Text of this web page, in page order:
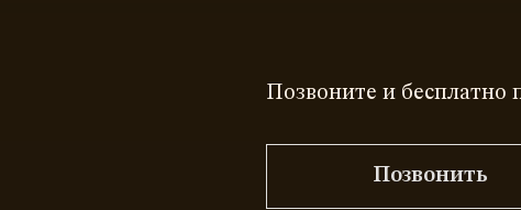
Позвоните и бесплатно
Позвонить